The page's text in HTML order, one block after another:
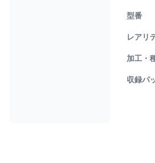
型番
レアリ
加工・
収録パ